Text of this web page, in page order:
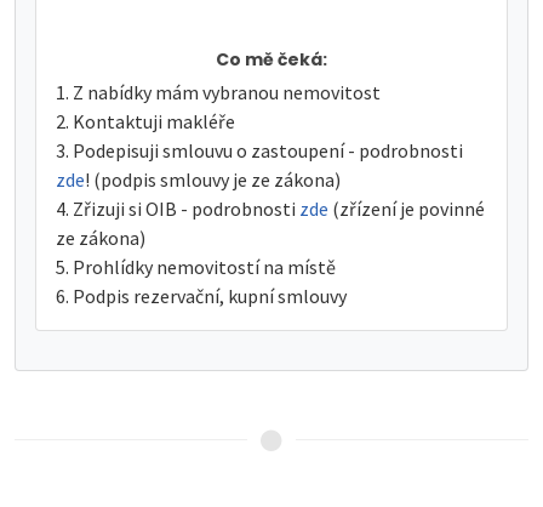
Co mě čeká:
Z nabídky mám vybranou nemovitost
Kontaktuji makléře
Podepisuji smlouvu o zastoupení - podrobnosti
zde! (podpis smlouvy je ze zákona)
Zřizuji si OIB - podrobnosti zde (zřízení je povinné
ze zákona)
Prohlídky nemovitostí na místě
Podpis rezervační, kupní smlouvy